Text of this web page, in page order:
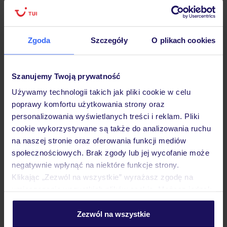
Zgoda Szczegóły O plikach cookies
Szanujemy Twoją prywatność
Używamy technologii takich jak pliki cookie w celu
poprawy komfortu użytkowania strony oraz
personalizowania wyświetlanych treści i reklam. Pliki
cookie wykorzystywane są także do analizowania ruchu
na naszej stronie oraz oferowania funkcji mediów
społecznościowych. Brak zgody lub jej wycofanie może
negatywnie wpłynąć na niektóre funkcje strony.
Klikając „Zezwól na wszystkie” wyrażasz zgodę na
personalizować swój wybór wchodząc w zakładkę
Zezwól na wszystkie
Hotel
Opinie
Pokoje
Wyżywienie